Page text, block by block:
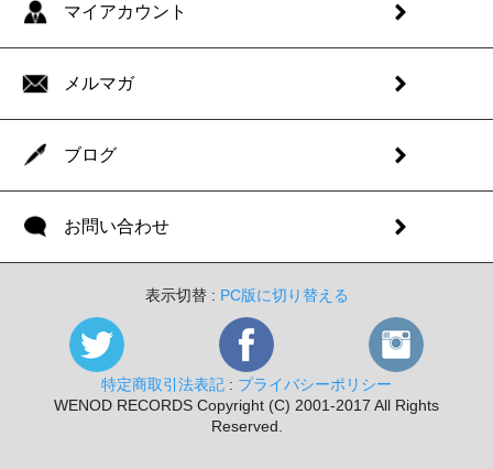
マイアカウント
メルマガ
ブログ
お問い合わせ
表示切替 : PC版に切り替える
特定商取引法表記 : プライバシーポリシー
WENOD RECORDS Copyright (C) 2001-2017 All Rights
Reserved.